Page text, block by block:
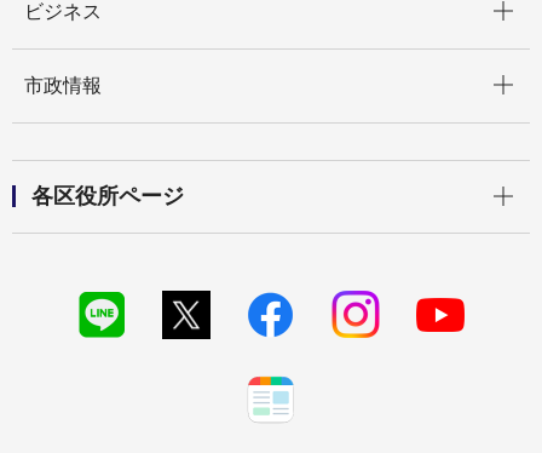
ビジネス
市政情報
各区役所ページ